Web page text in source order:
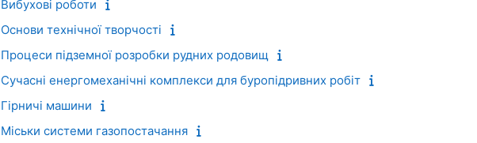
Вибухові роботи
Основи технічної творчості
Процеси підземної розробки рудних родовищ
Сучасні енергомеханічні комплекси для буропідривних робіт
Гірничі машини
Міськи системи газопостачання